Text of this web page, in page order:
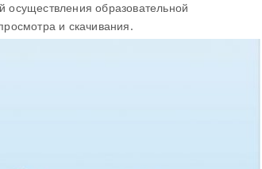
осуществления образовательной
и скачивания.